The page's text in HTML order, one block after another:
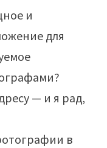
и
для
— и я рад,
в